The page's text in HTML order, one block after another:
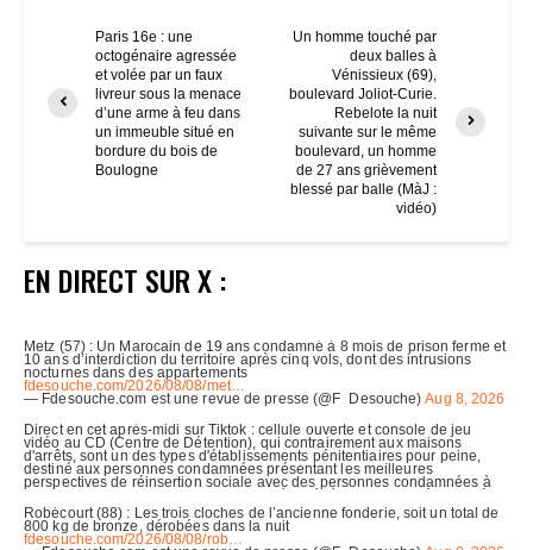
Paris 16e : une
octogénaire agressée
et volée par un faux
livreur sous la menace
d’une arme à feu dans
un immeuble situé en
bordure du bois de
Boulogne
Un homme touché par
deux balles à
Vénissieux (69),
boulevard Joliot-Curie.
Rebelote la nuit
suivante sur le même
boulevard, un homme
de 27 ans grièvement
blessé par balle (MàJ :
vidéo)
EN DIRECT SUR X :